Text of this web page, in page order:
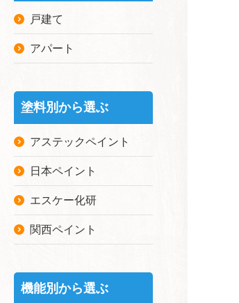
戸建て
アパート
塗料別から選ぶ
アステックペイント
日本ペイント
エスケー化研
関西ペイント
機能別から選ぶ